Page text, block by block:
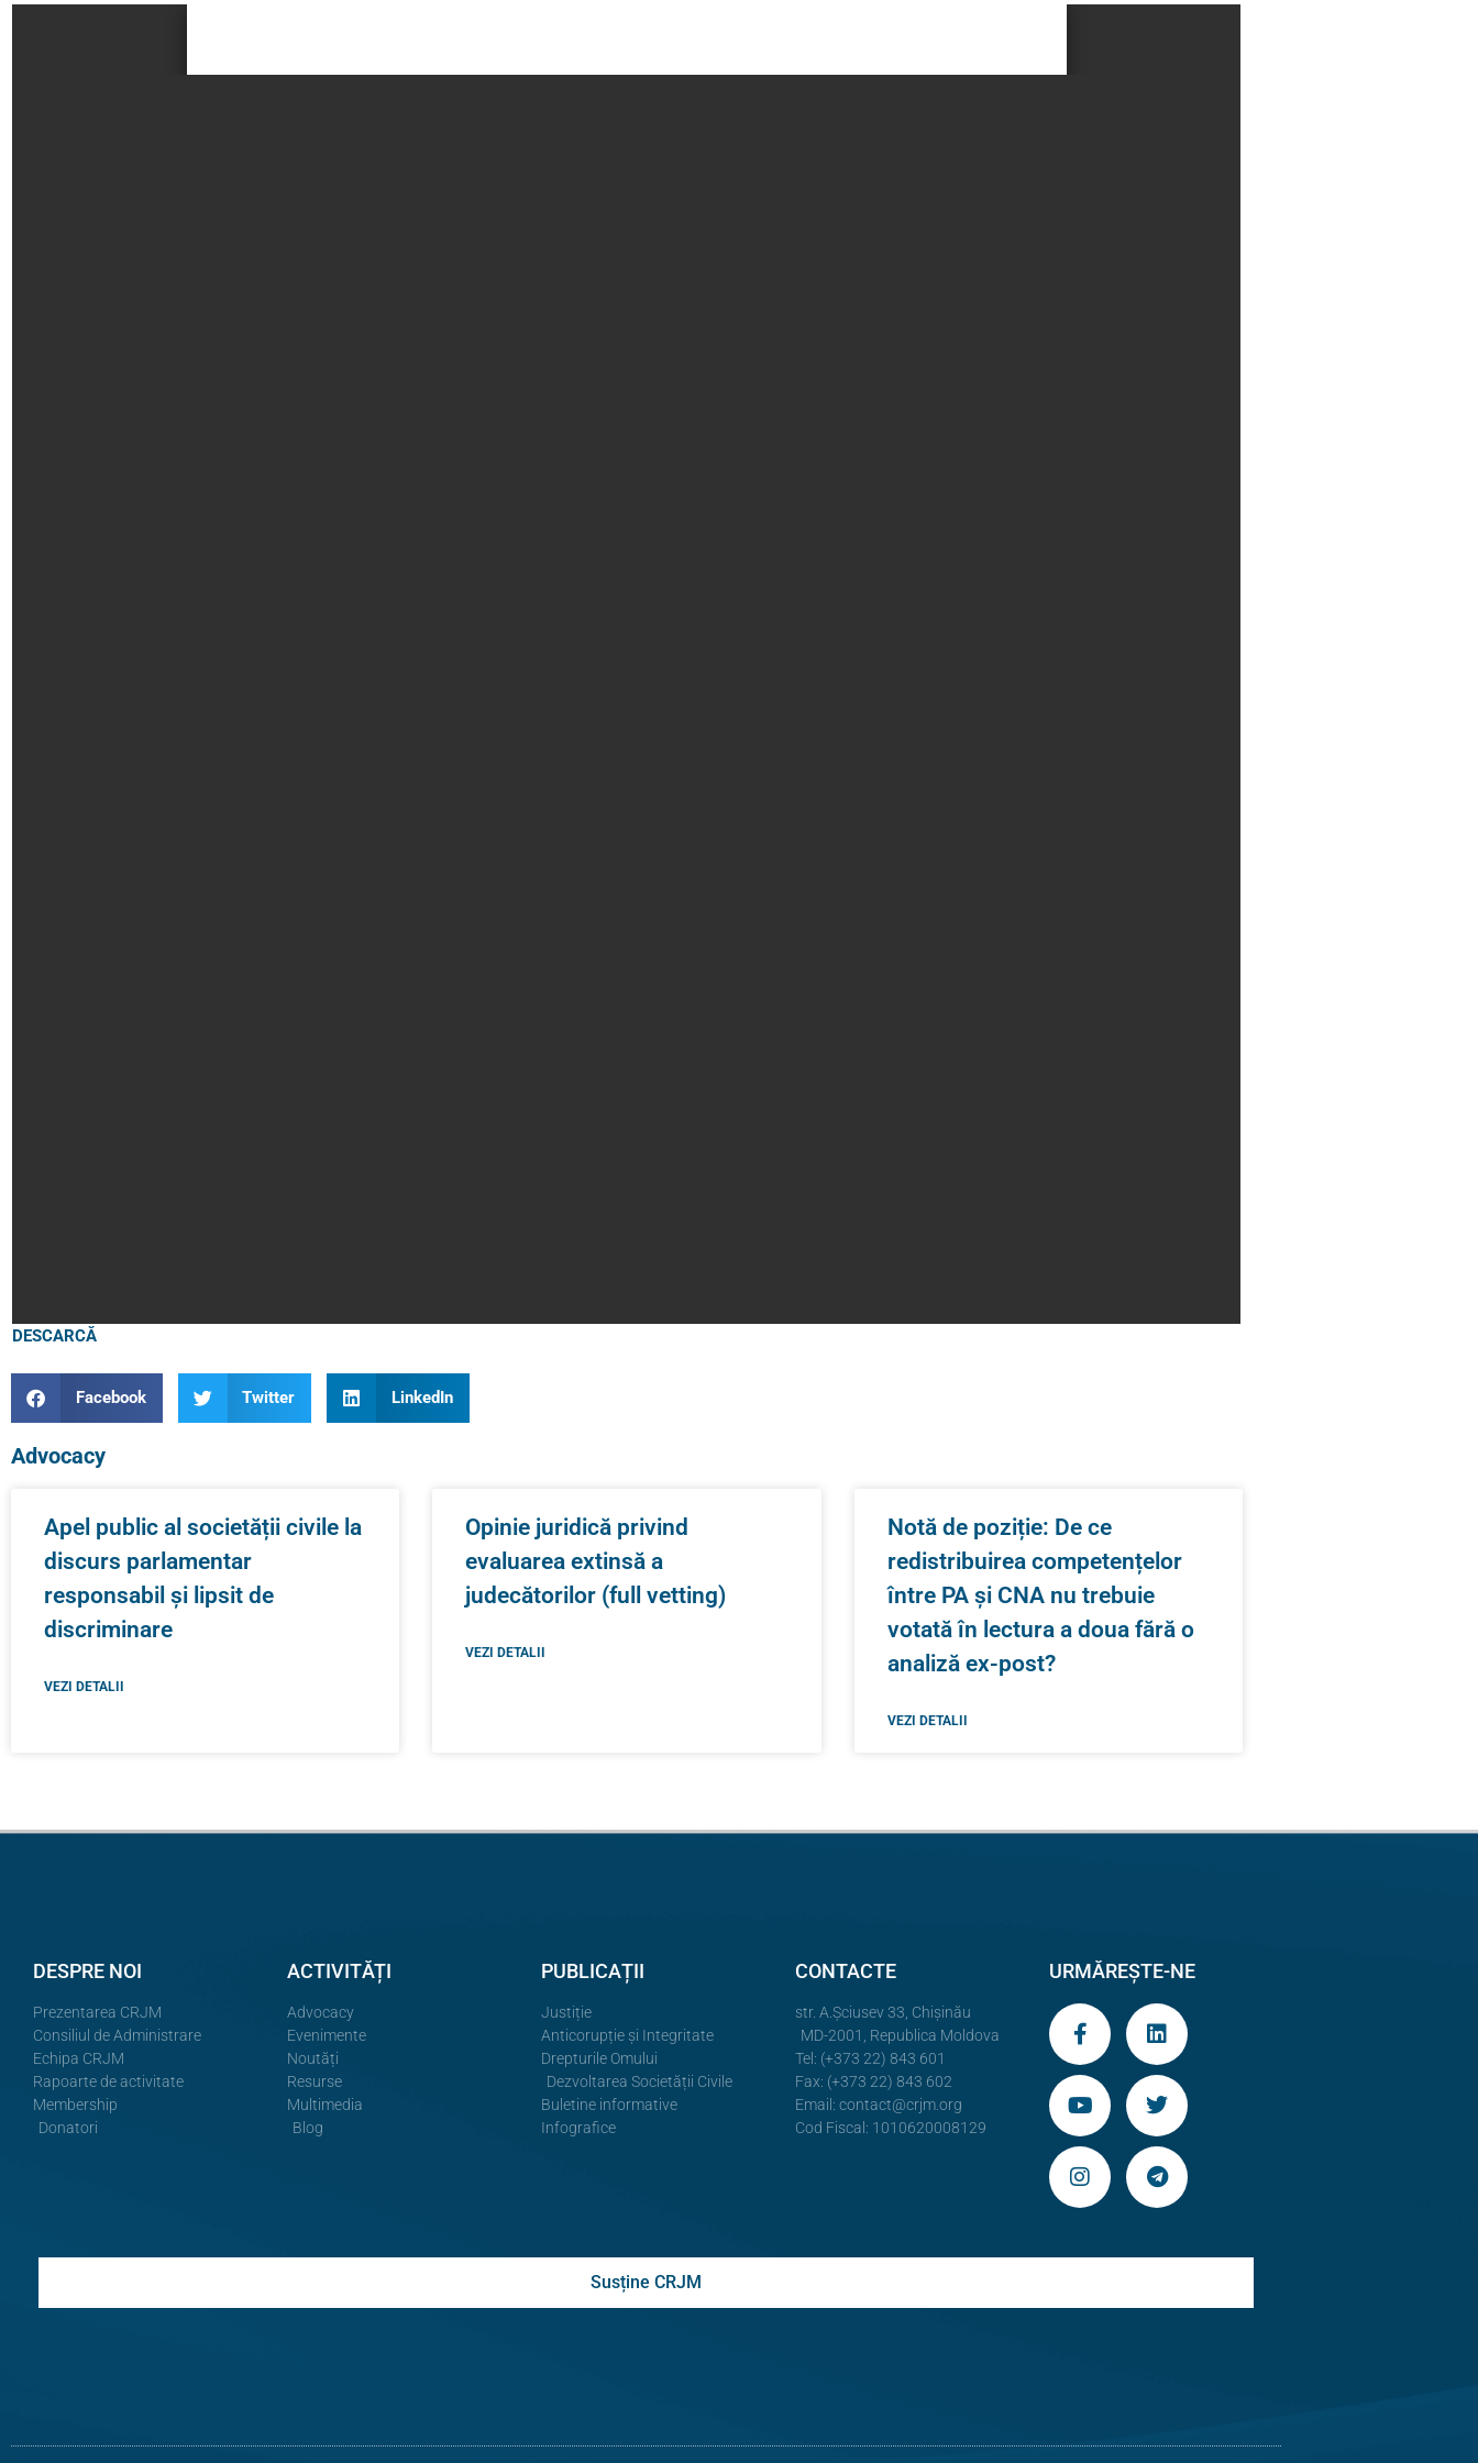
DESCARCĂ
Facebook Twitter LinkedIn
Advocacy
Apel public al societății civile la
discurs parlamentar
responsabil și lipsit de
discriminare
VEZI DETALII
Opinie juridică privind
evaluarea extinsă a
judecătorilor (full vetting)
VEZI DETALII
Notă de poziție: De ce
redistribuirea competențelor
între PA și CNA nu trebuie
votată în lectura a doua fără o
analiză ex-post?
VEZI DETALII
DESPRE NOI
Prezentarea CRJM
Consiliul de Administrare
Echipa CRJM
Rapoarte de activitate
Membership
Donatori
ACTIVITĂȚI
Advocacy
Evenimente
Noutăți
Resurse
Multimedia
Blog
PUBLICAȚII
Justiție
Anticorupție și Integritate
Drepturile Omului
Dezvoltarea Societății Civile
Buletine informative
Infografice
CONTACTE
str. A.Şciusev 33, Chișinău
MD-2001, Republica Moldova
Tel: (+373 22) 843 601
Fax: (+373 22) 843 602
Email: contact@crjm.org
Cod Fiscal: 1010620008129
URMĂREȘTE-NE
Susține CRJM